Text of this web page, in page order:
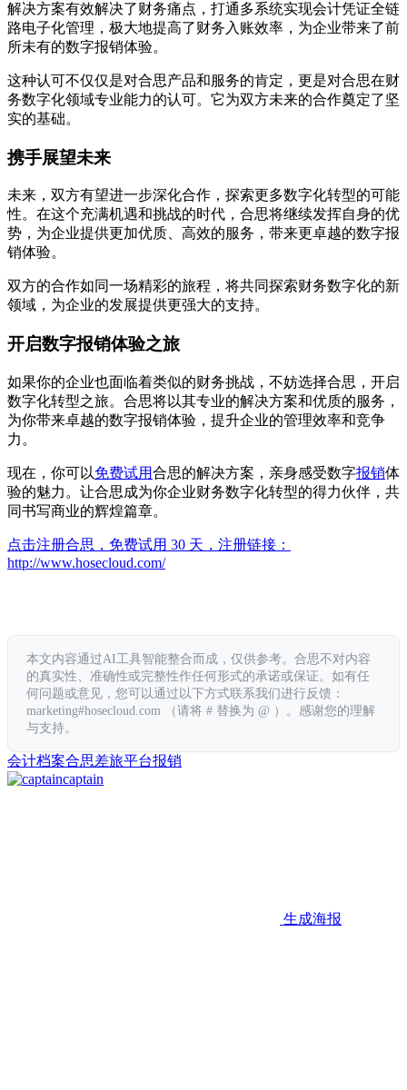
解决方案有效解决了财务痛点，打通多系统实现会计凭证全链
路电子化管理，极大地提高了财务入账效率，为企业带来了前
所未有的数字报销体验。
这种认可不仅仅是对合思产品和服务的肯定，更是对合思在财
务数字化领域专业能力的认可。它为双方未来的合作奠定了坚
实的基础。
携手展望未来
未来，双方有望进一步深化合作，探索更多数字化转型的可能
性。在这个充满机遇和挑战的时代，合思将继续发挥自身的优
势，为企业提供更加优质、高效的服务，带来更卓越的数字报
销体验。
双方的合作如同一场精彩的旅程，将共同探索财务数字化的新
领域，为企业的发展提供更强大的支持。
开启数字报销体验之旅
如果你的企业也面临着类似的财务挑战，不妨选择合思，开启
数字化转型之旅。合思将以其专业的解决方案和优质的服务，
为你带来卓越的数字报销体验，提升企业的管理效率和竞争
力。
现在，你可以免费试用合思的解决方案，亲身感受数字报销体
验的魅力。让合思成为你企业财务数字化转型的得力伙伴，共
同书写商业的辉煌篇章。
点击注册合思，免费试用 30 天，注册链接：
http://www.hosecloud.com/
本文内容通过AI工具智能整合而成，仅供参考。合思不对内容
的真实性、准确性或完整性作任何形式的承诺或保证。如有任
何问题或意见，您可以通过以下方式联系我们进行反馈：
marketing#hosecloud.com （请将 # 替换为 @ ）。感谢您的理解
与支持。
会计档案合思差旅平台报销
captain
生成海报